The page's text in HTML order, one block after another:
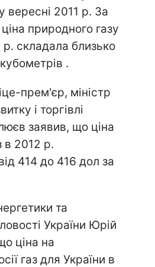
вересні 2011 р. За
природного газу
р. складала близько
.
прем'єр, міністр
і торгівлі
заявив, що ціна
в 2012 р.
414 до 416 дол за
та
України Юрій
ціна на
газ для України в